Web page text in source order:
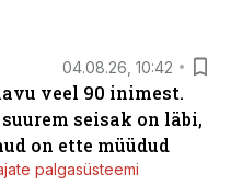
04.08.26, 10:42
veel 90 inimest.
seisak on läbi,
on ette müüdud
palgasüsteemi